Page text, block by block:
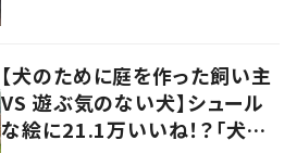
【犬のために庭を作った飼い主
VS 遊ぶ気のない犬】シュール
な絵に21.1万いいね！？「犬の